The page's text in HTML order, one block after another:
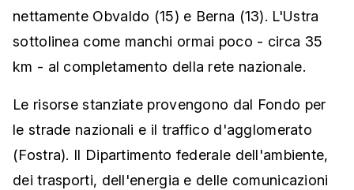
nettamente Obvaldo (15) e Berna (13). L'Ustra
sottolinea come manchi ormai poco - circa 35
km - al completamento della rete nazionale.
Le risorse stanziate provengono dal Fondo per
le strade nazionali e il traffico d'agglomerato
(Fostra). Il Dipartimento federale dell'ambiente,
dei trasporti, dell'energia e delle comunicazioni